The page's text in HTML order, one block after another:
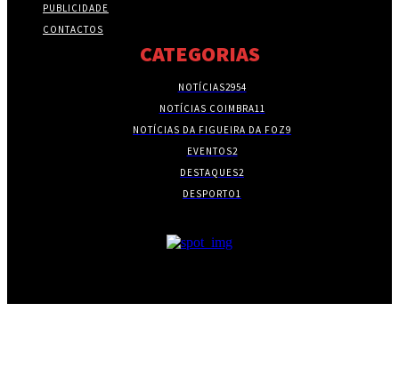
PUBLICIDADE
CONTACTOS
CATEGORIAS
NOTÍCIAS2954
NOTÍCIAS COIMBRA11
NOTÍCIAS DA FIGUEIRA DA FOZ9
EVENTOS2
DESTAQUES2
DESPORTO1